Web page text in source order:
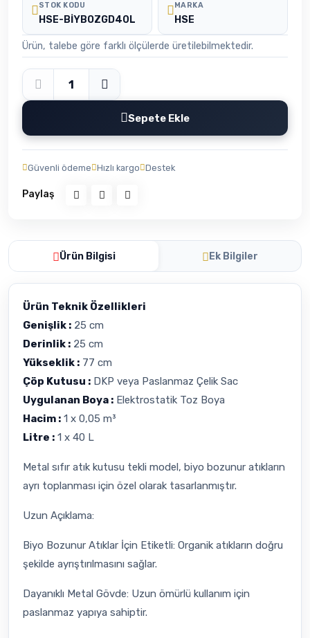
STOK KODU
HSE-BİYBOZGD40L
MARKA
HSE
Ürün, talebe göre farklı ölçülerde üretilebilmektedir.
Sepete Ekle
Güvenli ödeme Hızlı kargo Destek
Paylaş
Ürün Bilgisi Ek Bilgiler
Ürün Teknik Özellikleri
Genişlik : 25 cm
Derinlik : 25 cm
Yükseklik : 77 cm
Çöp Kutusu : DKP veya Paslanmaz Çelik Sac
Uygulanan Boya : Elektrostatik Toz Boya
Hacim : 1 x 0,05 m³
Litre : 1 x 40 L
Metal sıfır atık kutusu tekli model, biyo bozunur atıkların
ayrı toplanması için özel olarak tasarlanmıştır.
Uzun Açıklama:
Biyo Bozunur Atıklar İçin Etiketli: Organik atıkların doğru
şekilde ayrıştırılmasını sağlar.
Dayanıklı Metal Gövde: Uzun ömürlü kullanım için
paslanmaz yapıya sahiptir.